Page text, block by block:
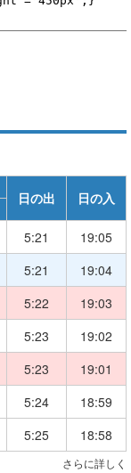
日の出 日の入
5:21 19:05
5:21 19:04
5:22 19:03
5:23 19:02
5:23 19:01
5:24 18:59
5:25 18:58
さらに詳しく